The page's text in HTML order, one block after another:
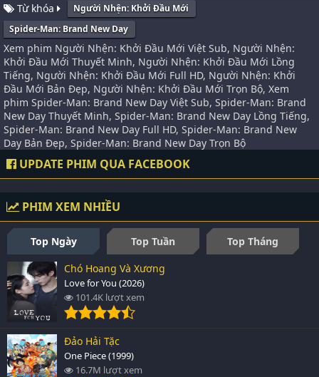
Từ khóa
Người Nhện: Khởi Đầu Mới
Spider-Man: Brand New Day
Xem phim Người Nhện: Khởi Đầu Mới Việt Sub, Người Nhện:
Khởi Đầu Mới Thuyết Minh, Người Nhện: Khởi Đầu Mới Lồng
Tiếng, Người Nhện: Khởi Đầu Mới Full HD, Người Nhện: Khởi
Đầu Mới Bản Đẹp, Người Nhện: Khởi Đầu Mới Trọn Bộ, Xem
phim Spider-Man: Brand New Day Việt Sub, Spider-Man: Brand
New Day Thuyết Minh, Spider-Man: Brand New Day Lồng Tiếng,
Spider-Man: Brand New Day Full HD, Spider-Man: Brand New
Day Bản Đẹp, Spider-Man: Brand New Day Trọn Bộ
UPDATE PHIM QUA FACEBOOK
PHIM XEM NHIỀU
Top Ngày Top Tuần
Top Tháng
Chó Hoang Và Xương
Love for You (2026)
101.4K lượt xem
Đảo Hải Tặc
One Piece (1999)
16.7M lượt xem